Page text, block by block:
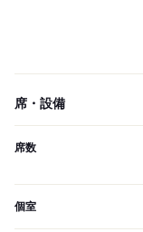
席・設備
席数
個室